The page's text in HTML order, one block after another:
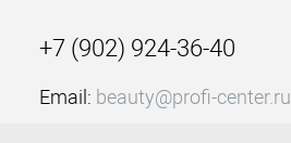
+7 (902) 924-36-40
Email: beauty@profi-center.ru